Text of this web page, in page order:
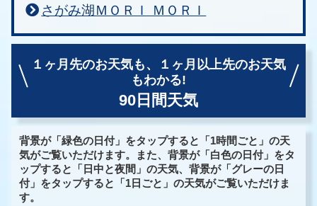
さがみ湖ＭＯＲＩ ＭＯＲＩ
１ヶ月先のお天気も、
１ヶ月以上先のお天気
もわかる!
90日間天気
背景が「緑色の日付」をタップすると「1時間ごと」の天
気がご覧いただけます。また、背景が「白色の日付」をタ
ップすると「日中と夜間」の天気、背景が「グレーの日
付」をタップすると「1日ごと」の天気がご覧いただけま
す。